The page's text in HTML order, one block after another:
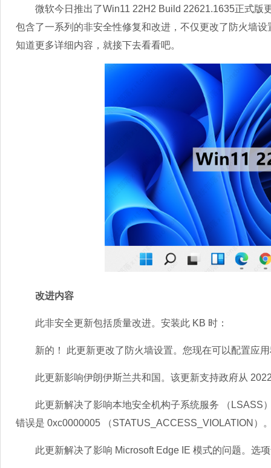
微软今日推出了Win11 22H2 Build 22621.1635正式版
包含了一系列的非安全性修复和改进，不仅更改了防火墙
知道更多详细内容，就接下去看看吧。
改进内容
此非安全更新包括质量改进。安装此 KB 时：
新的！ 此更新更改了防火墙设置。您现在可以配置应用
此更新影响伊朗伊斯兰共和国。该更新支持政府从
此更新解决了影响本地安全机构子系统服务 （LSASS
错误是 0xc0000005 （STATUS_ACCESS_VIOLATION）
此更新解决了影响 Microsoft Edge IE 模式的问题。选项